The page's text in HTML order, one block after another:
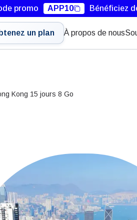
promo APP10 Bénéficiez
un plan À propos de nous
Kong 15 jours 8 Go